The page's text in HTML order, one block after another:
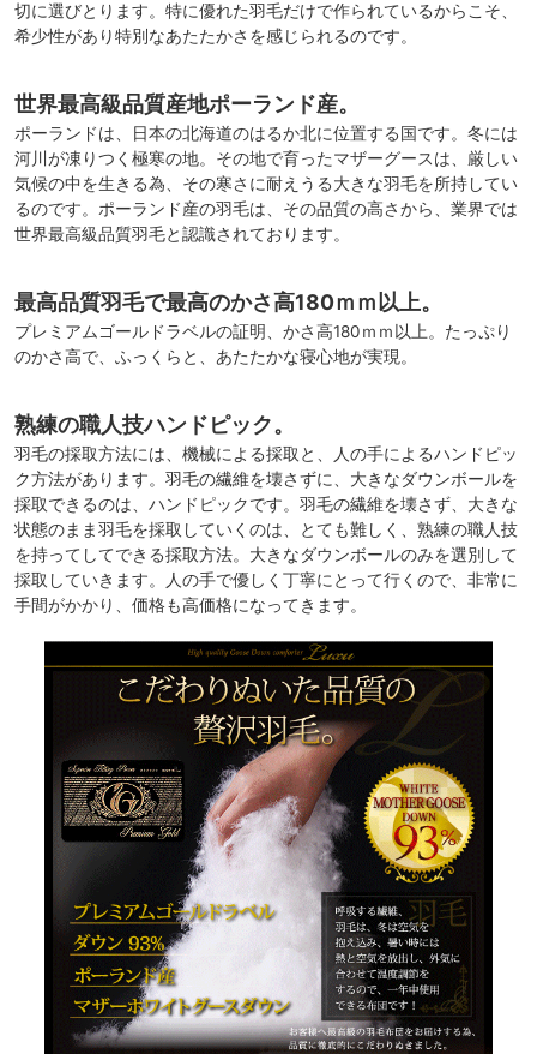
切に選びとります。特に優れた羽毛だけで作られているからこそ、
希少性があり特別なあたたかさを感じられるのです。
世界最高級品質産地ポーランド産。
ポーランドは、日本の北海道のはるか北に位置する国です。冬には
河川が凍りつく極寒の地。その地で育ったマザーグースは、厳しい
気候の中を生きる為、その寒さに耐えうる大きな羽毛を所持してい
るのです。ポーランド産の羽毛は、その品質の高さから、業界では
世界最高級品質羽毛と認識されております。
最高品質羽毛で最高のかさ高180ｍｍ以上。
プレミアムゴールドラベルの証明、かさ高180ｍｍ以上。たっぷり
のかさ高で、ふっくらと、あたたかな寝心地が実現。
熟練の職人技ハンドピック。
羽毛の採取方法には、機械による採取と、人の手によるハンドピッ
ク方法があります。羽毛の繊維を壊さずに、大きなダウンボールを
採取できるのは、ハンドピックです。羽毛の繊維を壊さず、大きな
状態のまま羽毛を採取していくのは、とても難しく、熟練の職人技
を持ってしてできる採取方法。大きなダウンボールのみを選別して
採取していきます。人の手で優しく丁寧にとって行くので、非常に
手間がかかり、価格も高価格になってきます。